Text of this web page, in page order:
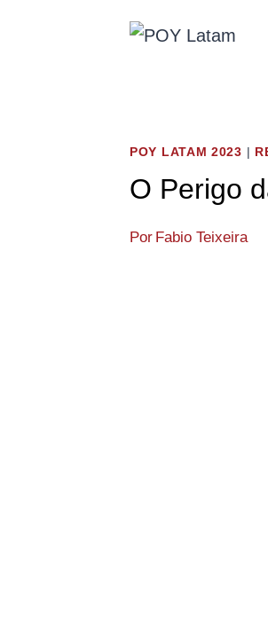
POY LATAM 2023 |
O Perigo
Por Fabio Teixeira